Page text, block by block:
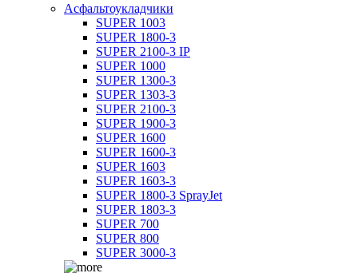
Асфальтоукладчики
SUPER 1003
SUPER 1800-3
SUPER 2100-3 IP
SUPER 1000
SUPER 1300-3
SUPER 1303-3
SUPER 2100-3
SUPER 1900-3
SUPER 1600
SUPER 1600-3
SUPER 1603
SUPER 1603-3
SUPER 1800-3 SprayJet
SUPER 1803-3
SUPER 700
SUPER 800
SUPER 3000-3